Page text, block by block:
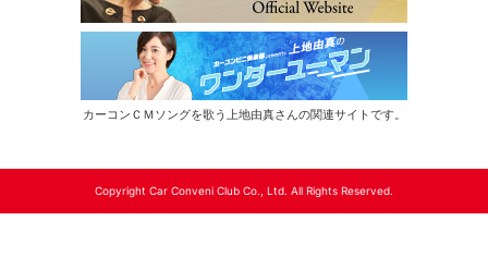
カーコンＣＭソングを歌う上地由真さんの関連サイトです。
Copyright Car Conveni Club Co., Ltd. All Rights Reserved.